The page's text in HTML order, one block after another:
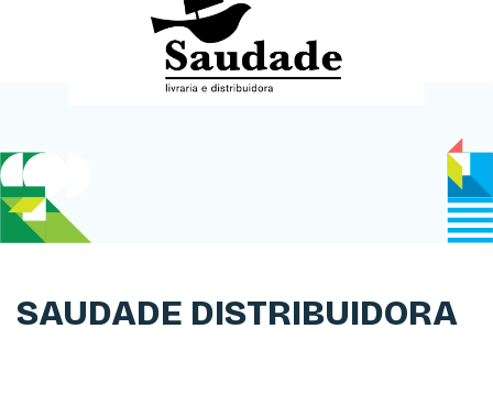
SAUDADE DISTRIBUIDORA